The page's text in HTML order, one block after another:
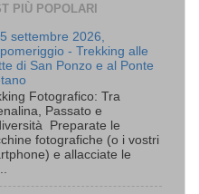
PIÙ POPOLARI
5 settembre 2026,
pomeriggio - Trekking alle
di San Ponzo e al Ponte
Fotografico: Tra
Passato e
Preparate le
fotografiche (o i vostri
e allacciate le